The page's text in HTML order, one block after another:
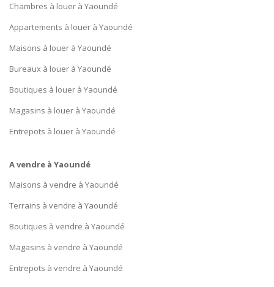
Chambres à louer à Yaoundé
Appartements à louer à Yaoundé
Maisons à louer à Yaoundé
Bureaux à louer à Yaoundé
Boutiques à louer à Yaoundé
Magasins à louer à Yaoundé
Entrepots à louer à Yaoundé
A vendre à Yaoundé
Maisons à vendre à Yaoundé
Terrains à vendre à Yaoundé
Boutiques à vendre à Yaoundé
Magasins à vendre à Yaoundé
Entrepots à vendre à Yaoundé